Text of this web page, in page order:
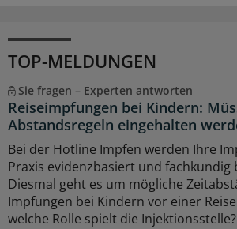
TOP-MELDUNGEN
Sie fragen – Experten antworten
Reiseimpfungen bei Kindern:
Abstandsregeln eingehalten
Bei der Hotline Impfen werden Ihre
Praxis evidenzbasiert und
Diesmal geht es um mögliche
Impfungen bei Kindern vor einer
welche Rolle spielt die Injektionsstelle?